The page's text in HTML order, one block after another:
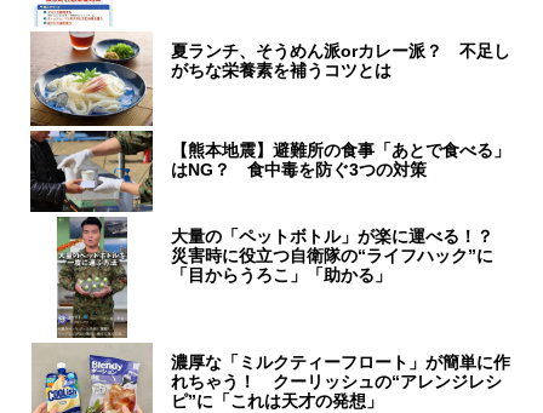
夏ランチ、そうめん派orカレー派？ 不足し
がちな栄養素を補うコツとは
【熊本地震】避難所の食事「あとで食べる」
はNG？ 食中毒を防ぐ3つの対策
大量の「ペットボトル」が楽に運べる！？
災害時に役立つ自衛隊の“ライフハック”に
「目からうろこ」「助かる」
濃厚な「ミルクティーフロート」が簡単に作
れちゃう！ クーリッシュの“アレンジレシ
ピ”に「これは天才の発想」